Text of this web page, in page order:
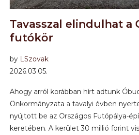
Tavasszal elindulhat a
futókör
by LSzovak
2026.03.05.
Ahogy arról korábban hírt adtunk
Önkormányzata a tavalyi évben
nyújtott be az Országos Futópálya-
keretében. A kerület 30 millió forint